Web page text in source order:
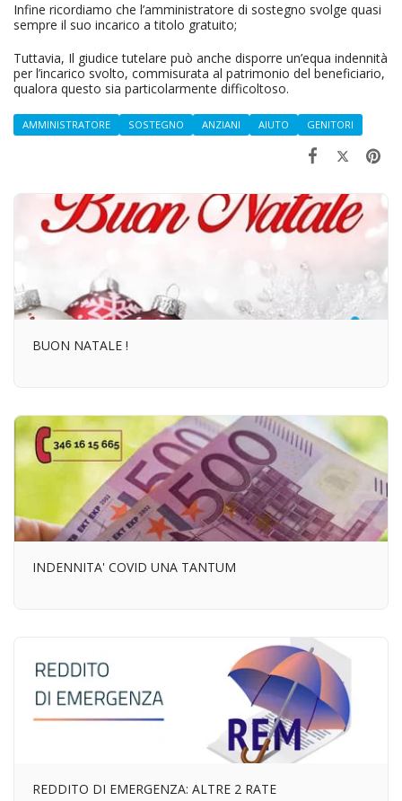
Infine ricordiamo che l’amministratore di sostegno svolge quasi
sempre il suo incarico a titolo gratuito;
Tuttavia, Il giudice tutelare può anche disporre un’equa indennità
per l’incarico svolto, commisurata al patrimonio del beneficiario,
qualora questo sia particolarmente difficoltoso.
AMMINISTRATORE SOSTEGNO ANZIANI AIUTO GENITORI
BUON NATALE !
INDENNITA' COVID UNA TANTUM
REDDITO DI EMERGENZA: ALTRE 2 RATE